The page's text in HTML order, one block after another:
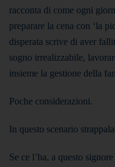
racconta di come ogni
preparare la cena con ‘la
disperata scrive di aver
sogno irrealizzabile,
insieme la gestione della
Poche considerazioni.
In questo scenario
Se ce l’ha, a questo